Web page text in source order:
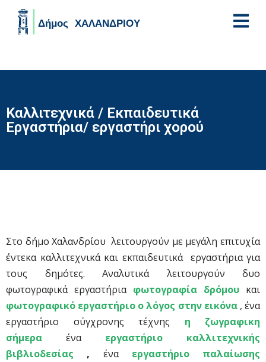
Καλλιτεχνικά / Εκπαιδευτικά
Εργαστήρια/ εργαστήρι χορού
Στο δήμο Χαλανδρίου λειτουργούν με μεγάλη επιτυχία
έντεκα καλλιτεχνικά και εκπαιδευτικά εργαστήρια για
τους δημότες. Αναλυτικά λειτουργούν δυο
φωτογραφικά εργαστήρια φωτογραφία δρόμου και
φωτογραφικό εργαστήριο ο λόγος στην εικόνα, ένα
εργαστήριο σύγχρονης τέχνης η ζωγραφικη
σήμερα ένα εργαστήριο καλλιτεχνικής
βιβλιοδεσίας , ένα εργαστήριο παλαίωσης